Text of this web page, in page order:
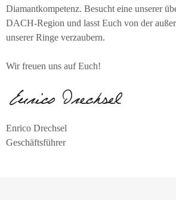
Diamantkompetenz. Besucht eine unserer
DACH-Region und lasst Euch von der
unserer Ringe verzaubern.
Wir freuen uns auf Euch!
Enrico Drechsel
Geschäftsführer